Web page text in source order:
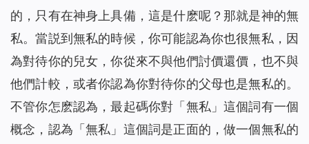
的，只有在神身上具備，這是什麽呢？那就是神的無
私。當説到無私的時候，你可能認為你也很無私，因
為對待你的兒女，你從來不與他們討價還價，也不與
他們計較，或者你認為你對待你的父母也是無私的。
不管你怎麽認為，最起碼你對「無私」這個詞有一個
概念，認為「無私」這個詞是正面的，做一個無私的